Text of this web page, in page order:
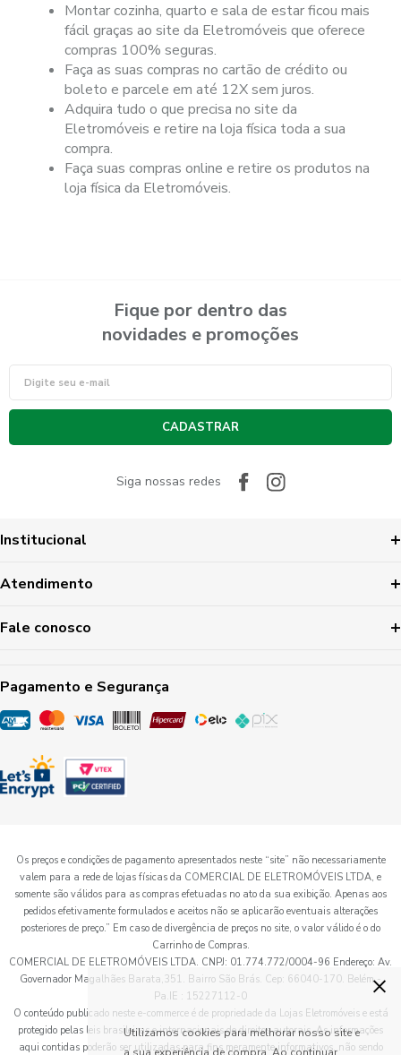
Montar cozinha, quarto e sala de estar ficou mais
fácil graças ao site da Eletromóveis que oferece
compras 100% seguras.
Faça as suas compras no cartão de crédito ou
boleto e parcele em até 12X sem juros.
Adquira tudo o que precisa no site da
Eletromóveis e retire na loja física toda a sua
compra.
Faça suas compras online e retire os produtos na
loja física da Eletromóveis.
Fique por dentro das
novidades e promoções
CADASTRAR
Siga nossas redes
Institucional
Atendimento
Fale conosco
Pagamento e Segurança
Os preços e condições de pagamento apresentados neste “site” não necessariamente
valem para a rede de lojas físicas da COMERCIAL DE ELETROMÓVEIS LTDA, e
somente são válidos para as compras efetuadas no ato da sua exibição. Apenas aos
pedidos efetivamente formulados e aceitos não se aplicarão eventuais alterações
posteriores de preço.” Em caso de divergência de preços no site, o valor válido é o do
Carrinho de Compras.
COMERCIAL DE ELETROMÓVEIS LTDA. CNPJ: 01.774.772/0004-96 Endereço: Av.
Governador Magalhães Barata,351. Bairro São Brás. Cep: 66040-170. Belém -
Pa.IE : 15227112-0
O conteúdo publicado neste e-commerce é de propriedade da Lojas Eletromóveis e está
protegido pelas leis brasileiras e internacionais de direitos autorais. As informações
aqui contidas poderão ser utilizadas para fins meramente informativos, não sendo
×
Utilizamos cookies para melhorar nosso site e